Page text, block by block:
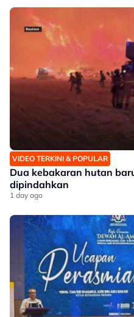
VIDEO TERKINI & POPULAR
Dua kebakaran hutan
dipindahkan
1 day ago